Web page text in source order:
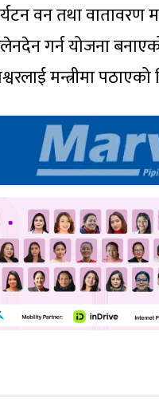
वन तथा वातावरण
गर्न योजना
मन्त्रीमा पठाएको